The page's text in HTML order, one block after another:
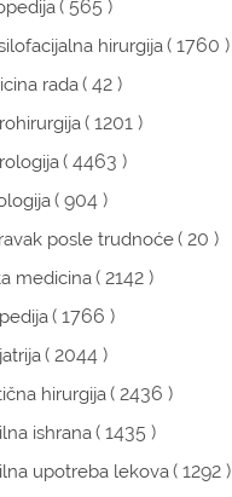
( 565 )
hirurgija( 1760 )
rada( 42 )
( 1201 )
( 4463 )
( 904 )
posle trudnoće( 20 )
medicina( 2142 )
( 1766 )
( 2044 )
hirurgija( 2436 )
ishrana( 1435 )
upotreba lekova( 1292 )